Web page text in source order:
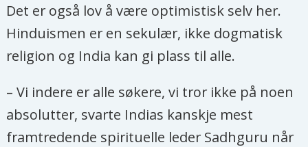
Det er også lov å være optimistisk selv her.
Hinduismen er en sekulær, ikke dogmatisk
religion og India kan gi plass til alle.
– Vi indere er alle søkere, vi tror ikke på noen
absolutter, svarte Indias kanskje mest
framtredende spirituelle leder Sadhguru når